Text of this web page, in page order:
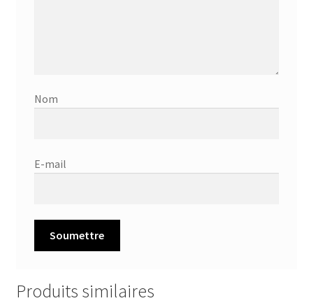
Nom
E-mail
Produits similaires